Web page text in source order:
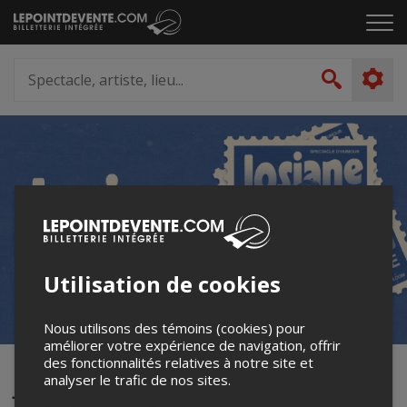
Passer
au
le
artiste,
lieu...
Josiane Aubuchon en promenade
Utilisation de cookies
Nous utilisons des témoins (cookies) pour
améliorer votre expérience de navigation, offrir
des fonctionnalités relatives à notre site et
analyser le trafic de nos sites.